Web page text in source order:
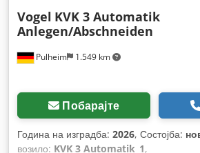
Pulheim 1.549 km
Vogel KVK 3 Automatik
Anlegen/Abschneiden
Побарајте
Година на изградба: 2026, Состојба:
возило: KVK 3 Automatik_1,